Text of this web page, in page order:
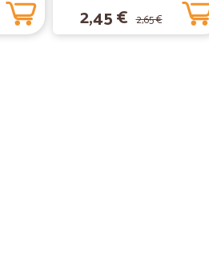
2,45 € 2,65 €